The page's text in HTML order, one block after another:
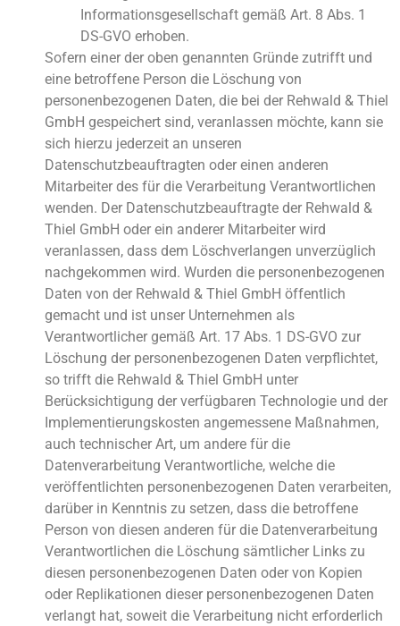
Informationsgesellschaft gemäß Art. 8 Abs. 1
DS-GVO erhoben.
Sofern einer der oben genannten Gründe zutrifft und
eine betroffene Person die Löschung von
personenbezogenen Daten, die bei der Rehwald & Thiel
GmbH gespeichert sind, veranlassen möchte, kann sie
sich hierzu jederzeit an unseren
Datenschutzbeauftragten oder einen anderen
Mitarbeiter des für die Verarbeitung Verantwortlichen
wenden. Der Datenschutzbeauftragte der Rehwald &
Thiel GmbH oder ein anderer Mitarbeiter wird
veranlassen, dass dem Löschverlangen unverzüglich
nachgekommen wird. Wurden die personenbezogenen
Daten von der Rehwald & Thiel GmbH öffentlich
gemacht und ist unser Unternehmen als
Verantwortlicher gemäß Art. 17 Abs. 1 DS-GVO zur
Löschung der personenbezogenen Daten verpflichtet,
so trifft die Rehwald & Thiel GmbH unter
Berücksichtigung der verfügbaren Technologie und der
Implementierungskosten angemessene Maßnahmen,
auch technischer Art, um andere für die
Datenverarbeitung Verantwortliche, welche die
veröffentlichten personenbezogenen Daten verarbeiten,
darüber in Kenntnis zu setzen, dass die betroffene
Person von diesen anderen für die Datenverarbeitung
Verantwortlichen die Löschung sämtlicher Links zu
diesen personenbezogenen Daten oder von Kopien
oder Replikationen dieser personenbezogenen Daten
verlangt hat, soweit die Verarbeitung nicht erforderlich